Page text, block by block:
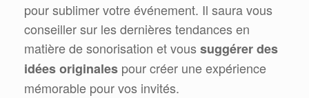
pour sublimer votre événement. Il saura vous
conseiller sur les dernières tendances en
matière de sonorisation et voussuggérer des
idées originales pour créer une expérience
mémorable pour vos invités.